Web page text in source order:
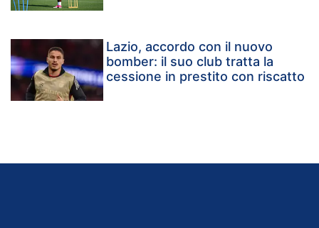
Lazio, accordo con il nuovo
bomber: il suo club tratta la
cessione in prestito con riscatto